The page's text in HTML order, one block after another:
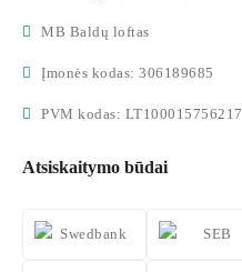
MB Baldų loftas
Įmonės kodas: 306189685
PVM kodas: LT100015756217
Atsiskaitymo būdai